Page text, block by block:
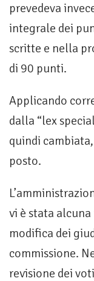
prevedeva
integrale dei
scritte e nella
di 90 punti.
Applicando
dalla “lex
quindi
posto.
vi è stata
modifica dei
commissione.
revisione dei